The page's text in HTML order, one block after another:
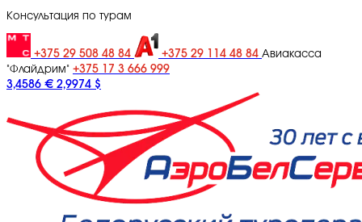
Консультация по турам
+375 29 508 48 84 +375 29 114 48 84 Авиакасса
"Флайдрим" +375 17 3 666 999
3,4586 € 2,9974 $